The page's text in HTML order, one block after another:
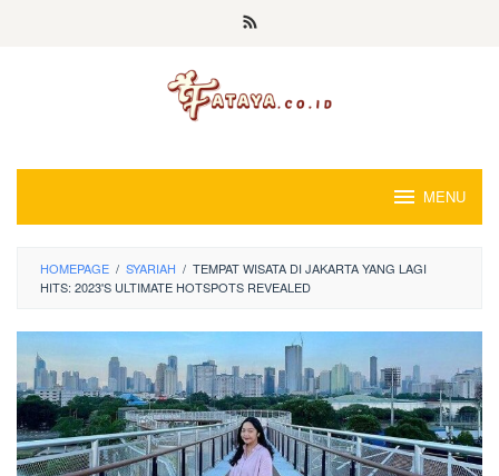
MENU
HOMEPAGE / SYARIAH / TEMPAT WISATA DI JAKARTA YANG LAGI
HITS: 2023'S ULTIMATE HOTSPOTS REVEALED